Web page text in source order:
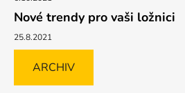
Nové trendy pro vaši ložnici
25.8.2021
ARCHIV